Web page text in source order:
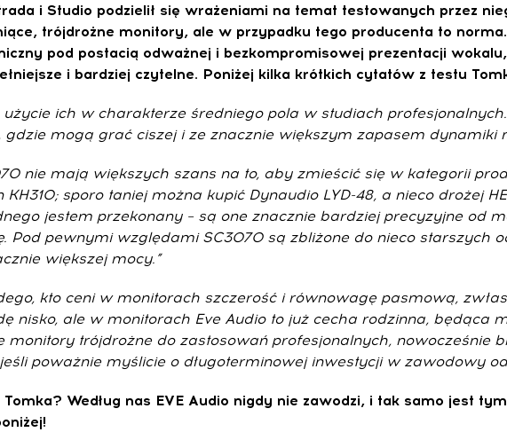
i Studio podzielił się wrażeniami na temat testowanych przez
trójdrożne monitory, ale w przypadku tego producenta to
pod postacią odważnej i bezkompromisowej prezentacji
i bardziej czytelne. Poniżej kilka krótkich cytatów z testu
użycie ich w charakterze średniego pola w studiach
mogą grać ciszej i ze znacznie większym zapasem dynamiki
nie mają większych szans na to, aby zmieścić się w kategorii
sporo taniej można kupić Dynaudio LYD-48, a nieco drożej
jestem przekonany – są one znacznie bardziej precyzyjne od
Pod pewnymi względami SC3070 są zbliżone do nieco starszych
większej mocy.”
kto ceni w monitorach szczerość i równowagę pasmową,
nisko, ale w monitorach Eve Audio to już cecha rodzinna, będąca
monitory trójdrożne do zastosowań profesjonalnych, nowocześnie
poważnie myślicie o długoterminowej inwestycji w zawodowy
Według nas EVE Audio nigdy nie zawodzi, i tak samo jest